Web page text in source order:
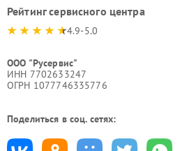
Рейтинг сервисного центра
4.9-5.0
ООО "Русервис"
ИНН 7702633247
ОГРН 1077746335776
Поделиться в соц. сетях: